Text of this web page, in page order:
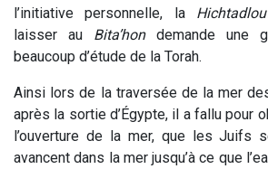
l’initiative personnelle, la
laisser au Bita’hondemande une
beaucoup d’étude de la Torah.
Ainsi lors de la traversée de la mer
après la sortie d’Égypte, il a fallu pour
l’ouverture de la mer, que les Juifs
avancent dans la mer jusqu’à ce que